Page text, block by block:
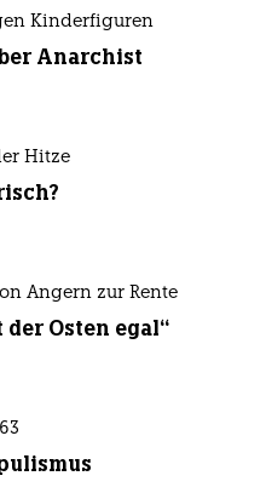
Kinderfiguren
Anarchist
Hitze
Angern zur Rente
der Osten egal“